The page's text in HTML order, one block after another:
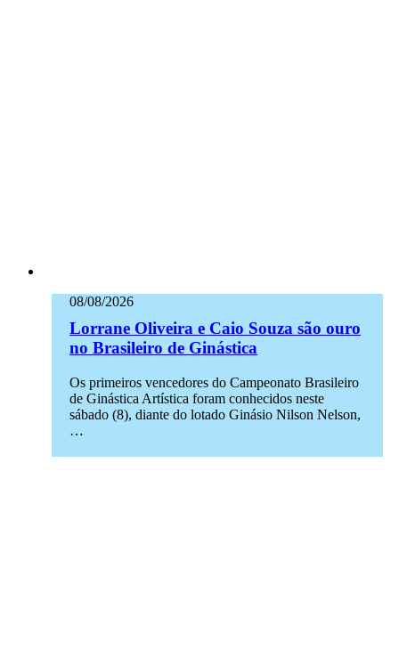
08/08/2026
Lorrane Oliveira e Caio Souza são ouro
no Brasileiro de Ginástica
Os primeiros vencedores do Campeonato Brasileiro
de Ginástica Artística foram conhecidos neste
sábado (8), diante do lotado Ginásio Nilson Nelson,
…